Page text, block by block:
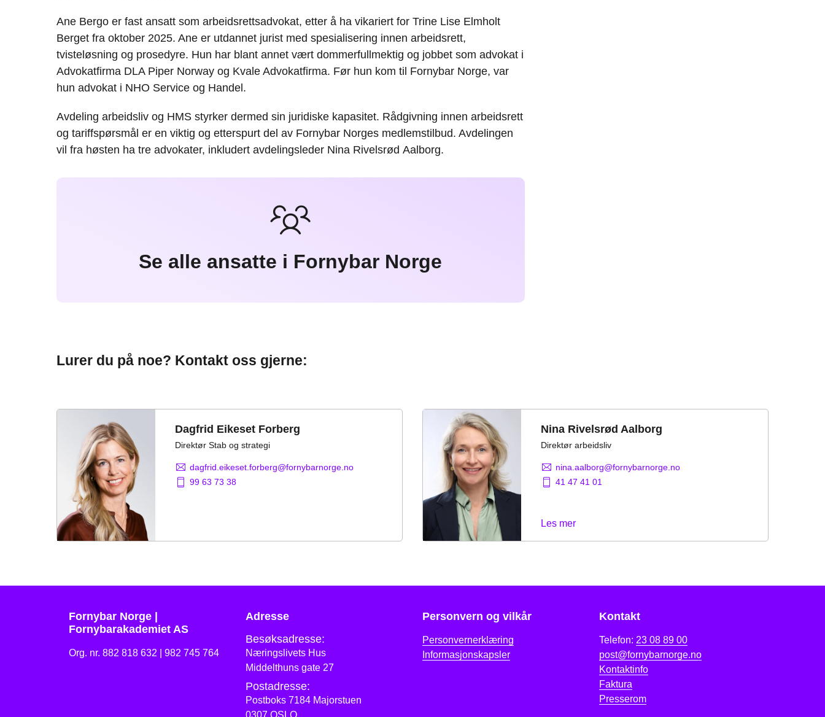
Ane Bergo er fast ansatt som arbeidsrettsadvokat, etter å ha vikariert for Trine Lise Elmholt
Berget fra oktober 2025. Ane er utdannet jurist med spesialisering innen arbeidsrett,
tvisteløsning og prosedyre. Hun har blant annet vært dommerfullmektig og jobbet som advokat i
Advokatfirma DLA Piper Norway og Kvale Advokatfirma. Før hun kom til Fornybar Norge, var
hun advokat i NHO Service og Handel.
Avdeling arbeidsliv og HMS styrker dermed sin juridiske kapasitet. Rådgivning innen arbeidsrett
og tariffspørsmål er en viktig og etterspurt del av Fornybar Norges medlemstilbud. Avdelingen
vil fra høsten ha tre advokater, inkludert avdelingsleder Nina Rivelsrød Aalborg.
Se alle ansatte i Fornybar Norge
Lurer du på noe? Kontakt oss gjerne:
Dagfrid Eikeset Forberg
Direktør Stab og strategi
dagfrid.eikeset.forberg@fornybarnorge.no
99 63 73 38
Nina Rivelsrød Aalborg
Direktør arbeidsliv
nina.aalborg@fornybarnorge.no
41 47 41 01
Les mer
Fornybar Norge |
Fornybarakademiet AS
Org. nr. 882 818 632 | 982 745 764
Adresse
Besøksadresse:
Næringslivets Hus
Middelthuns gate 27
Postadresse:
Postboks 7184 Majorstuen
0307 OSLO
Personvern og vilkår
Personvernerklæring
Informasjonskapsler
Kontakt
Telefon: 23 08 89 00
post@fornybarnorge.no
Kontaktinfo
Faktura
Presserom